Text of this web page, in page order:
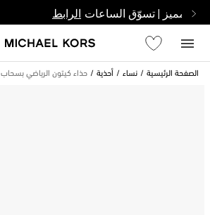
مميز | تسوّق الساعات الرابط
الصفحة الرئيسية نساء أحذية حذاء كيتون الرياضي بسحاب